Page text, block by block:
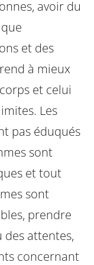
avoir du
et des
à mieux
corps et celui
Les
pas éduqués
sont
et tout
sont
prendre
des attentes,
concernant